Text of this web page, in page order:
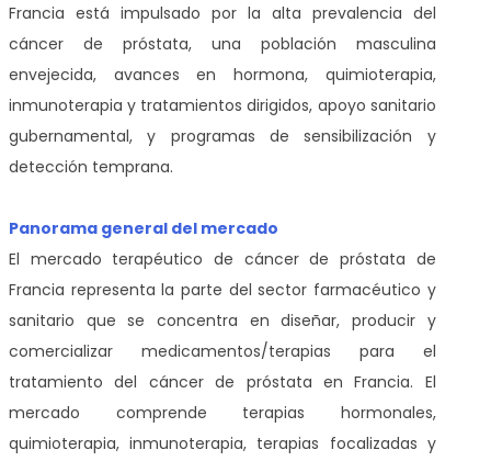
Francia está impulsado por la alta prevalencia del
cáncer de próstata, una población masculina
envejecida, avances en hormona, quimioterapia,
inmunoterapia y tratamientos dirigidos, apoyo sanitario
gubernamental, y programas de sensibilización y
detección temprana.
Panorama general del mercado
El mercado terapéutico de cáncer de próstata de
Francia representa la parte del sector farmacéutico y
sanitario que se concentra en diseñar, producir y
comercializar medicamentos/terapias para el
tratamiento del cáncer de próstata en Francia. El
mercado comprende terapias hormonales,
quimioterapia, inmunoterapia, terapias focalizadas y